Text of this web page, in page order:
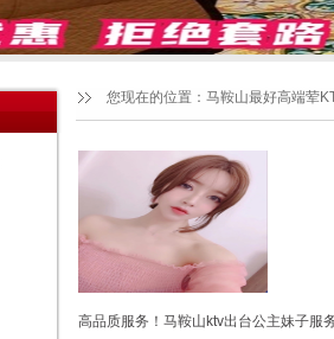
高品质服务！马鞍山ktv出台公主妹子服
您现在的位置： 马鞍山最好高端荤